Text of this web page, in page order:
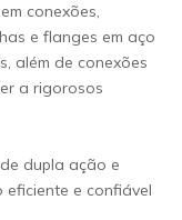
conexões,
e flanges em aço
além de conexões
a rigorosos
dupla ação e
e confiável